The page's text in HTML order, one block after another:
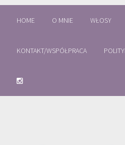
HOME O MNIE WŁOSY
KONTAKT/WSPÓŁPRACA